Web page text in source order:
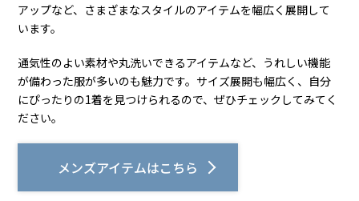
アップなど、さまざまなスタイルのアイテムを幅広く展開して
います。
通気性のよい素材や丸洗いできるアイテムなど、うれしい機能
が備わった服が多いのも魅力です。サイズ展開も幅広く、自分
にぴったりの1着を見つけられるので、ぜひチェックしてみてく
ださい。
メンズアイテムはこちら